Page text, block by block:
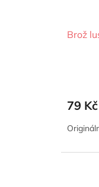
Brož
79 Kč